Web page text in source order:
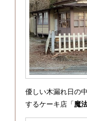
優しい木漏れ日の
するケーキ店「魔